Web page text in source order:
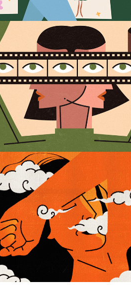
No te comas la peli
Ilustración & Motion Graphics
Sweet Sun posters